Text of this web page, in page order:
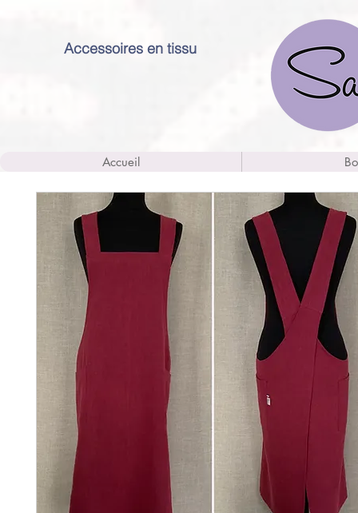
Accessoires en tissu
Accueil